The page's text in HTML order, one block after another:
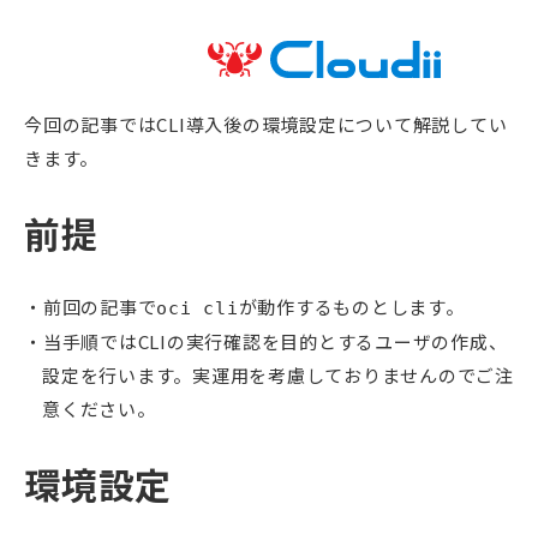
今回の記事ではCLI導入後の環境設定について解説してい
きます。
前提
前回の記事でoci cliが動作するものとします。
当手順ではCLIの実行確認を目的とするユーザの作成、
設定を行います。実運用を考慮しておりませんのでご注
意ください。
環境設定